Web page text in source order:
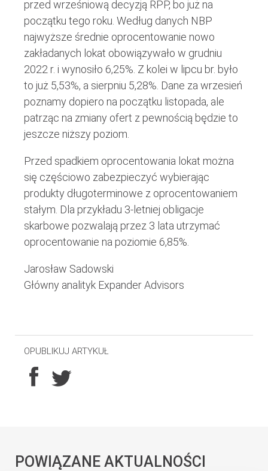
przed wrześniową decyzją RPP, bo już na
początku tego roku. Według danych NBP
najwyższe średnie oprocentowanie nowo
zakładanych lokat obowiązywało w grudniu
2022 r. i wynosiło 6,25%. Z kolei w lipcu br. było
to już 5,53%, a sierpniu 5,28%. Dane za wrzesień
poznamy dopiero na początku listopada, ale
patrząc na zmiany ofert z pewnością będzie to
jeszcze niższy poziom.
Przed spadkiem oprocentowania lokat można
się częściowo zabezpieczyć wybierając
produkty długoterminowe z oprocentowaniem
stałym. Dla przykładu 3-letniej obligacje
skarbowe pozwalają przez 3 lata utrzymać
oprocentowanie na poziomie 6,85%.
Jarosław Sadowski
Główny analityk Expander Advisors
OPUBLIKUJ ARTYKUŁ
POWIĄZANE AKTUALNOŚCI